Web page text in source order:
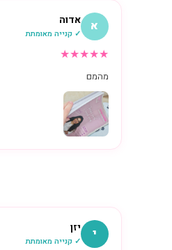
א אדוה
✓ קנייה מאומתת
★
★
★
★
★
מהמם
י יזן
✓ קנייה מאומתת